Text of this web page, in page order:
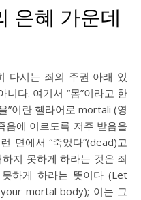
은혜 가운데
다시는 죄의 주권 아래 있
다. 여기서 “몸”이라고 한
”이란 헬라어로 mortali (영
에 이르도록 저주 받음을
면에서 “죽었다”(dead)고
지 못하게 하라는 것은 죄
하게 하라는 뜻이다 (Let
mortal body); 이는 그